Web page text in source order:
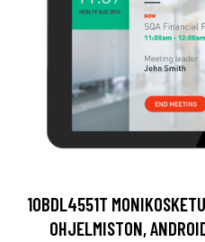
10BDL4551T
OHJELMISTON,